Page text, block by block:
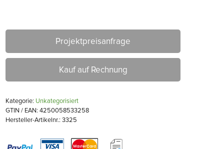
Projektpreisanfrage
Kauf auf Rechnung
Kategorie: Unkategorisiert
GTIN / EAN: 4250058533258
Hersteller-Artikelnr.: 3325